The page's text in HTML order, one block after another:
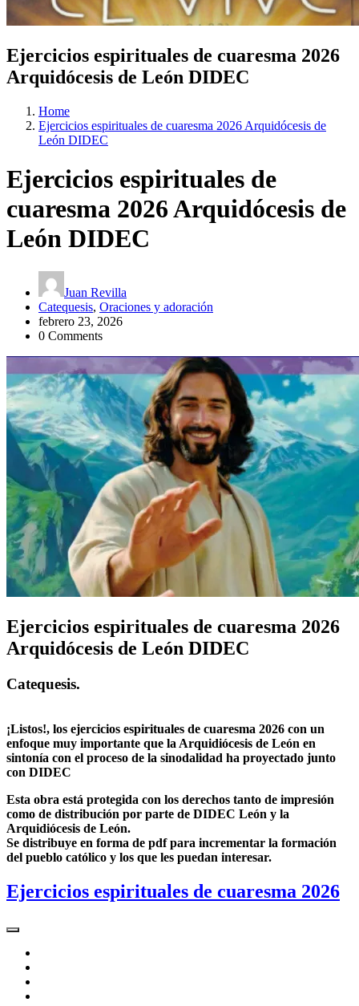
Ejercicios espirituales de cuaresma 2026
Arquidócesis de León DIDEC
Home
Ejercicios espirituales de cuaresma 2026 Arquidócesis de
León DIDEC
Ejercicios espirituales de
cuaresma 2026 Arquidócesis de
León DIDEC
Juan Revilla
Catequesis, Oraciones y adoración
febrero 23, 2026
0 Comments
Ejercicios espirituales de cuaresma 2026
Arquidócesis de León DIDEC
Catequesis.
¡Listos!, los ejercicios espirituales de cuaresma 2026 con un
enfoque muy importante que la Arquidiócesis de León en
sintonía con el proceso de la sinodalidad ha proyectado junto
con DIDEC
Esta obra está protegida con los derechos tanto de impresión
como de distribución por parte de DIDEC León y la
Arquidiócesis de León.
Se distribuye en forma de pdf para incrementar la formación
del pueblo católico y los que les puedan interesar.
Ejercicios espirituales de cuaresma 2026